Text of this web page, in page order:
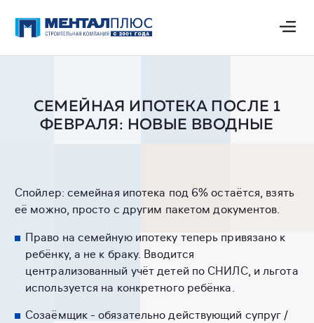
СЕМЕЙНАЯ ИПОТЕКА ПОСЛЕ 1
ФЕВРАЛЯ: НОВЫЕ ВВОДНЫЕ
Спойлер: семейная ипотека под 6% остаётся, взять
её можно, просто с другим пакетом документов.
Право на семейную ипотеку теперь привязано к
ребёнку, а не к браку. Вводится
централизованный учёт детей по СНИЛС, и льгота
используется на конкретного ребёнка.
Созаёмщик - обязательно действующий супруг /